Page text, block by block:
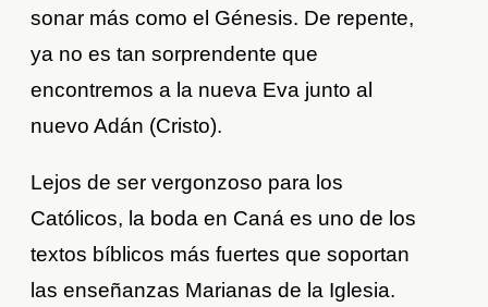
sonar más como el Génesis. De repente,
ya no es tan sorprendente que
encontremos a la nueva Eva junto al
nuevo Adán (Cristo).
Lejos de ser vergonzoso para los
Católicos, la boda en Caná es uno de los
textos bíblicos más fuertes que soportan
las enseñanzas Marianas de la Iglesia.